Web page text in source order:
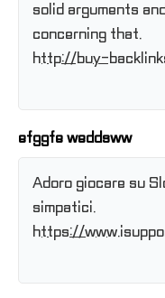
solid arguments
concerning that.
http://buy-
efggfe weddsww
Adoro giocare su
simpatici.
https://